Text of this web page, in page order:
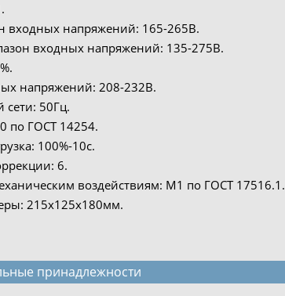
входных напряжений: 165-265В.
входных напряжений: 135-275В.
напряжений: 208-232В.
сети: 50Гц.
по ГОСТ 14254.
100%-10с.
6.
воздействиям: М1 по ГОСТ 17516.1.
215х125х180мм.
принадлежности